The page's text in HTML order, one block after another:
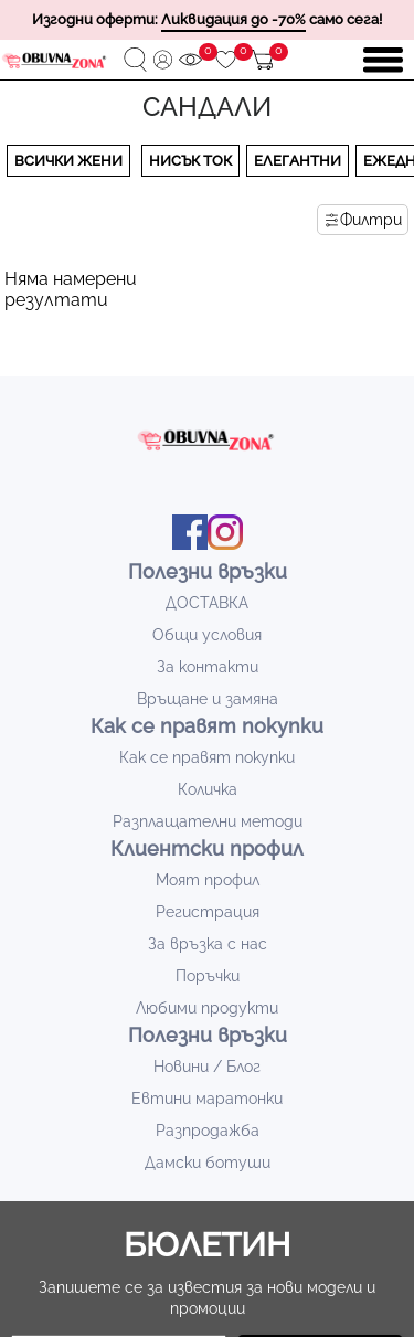
Изгодни оферти: Ликвидация до -70% само сега!
0 0 0
САНДАЛИ
ВСИЧКИ ЖЕНИ НИСЪК ТОК ЕЛЕГАНТНИ
Филтри
Няма намерени
резултати
Полезни връзки
ДОСТАВКА
Общи условия
За контакти
Връщане и замяна
Как се правят покупки
Как се правят покупки
Количка
Разплащателни методи
Клиентски профил
Моят профил
Регистрация
За връзка с нас
Поръчки
Любими продукти
Полезни връзки
Новини / Блог
Евтини маратонки
Разпродажба
Дамски ботуши
БЮЛЕТИН
Запишете се за известия за нови модели и
промоции